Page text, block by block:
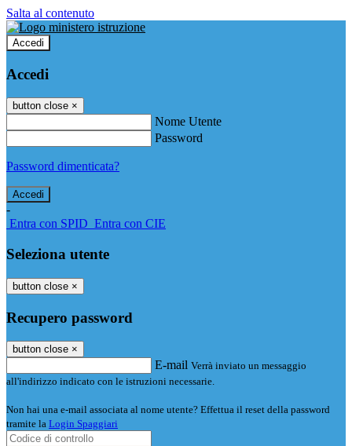
Salta al contenuto
Accedi
Accedi
button close ×
Nome Utente
Password
Password dimenticata?
-
Entra con SPID Entra con CIE
Seleziona utente
button close ×
Recupero password
button close ×
E-mail Verrà inviato un messaggio
all'indirizzo indicato con le istruzioni necessarie.
Non hai una e-mail associata al nome utente? Effettua il reset della password
tramite la Login Spaggiari